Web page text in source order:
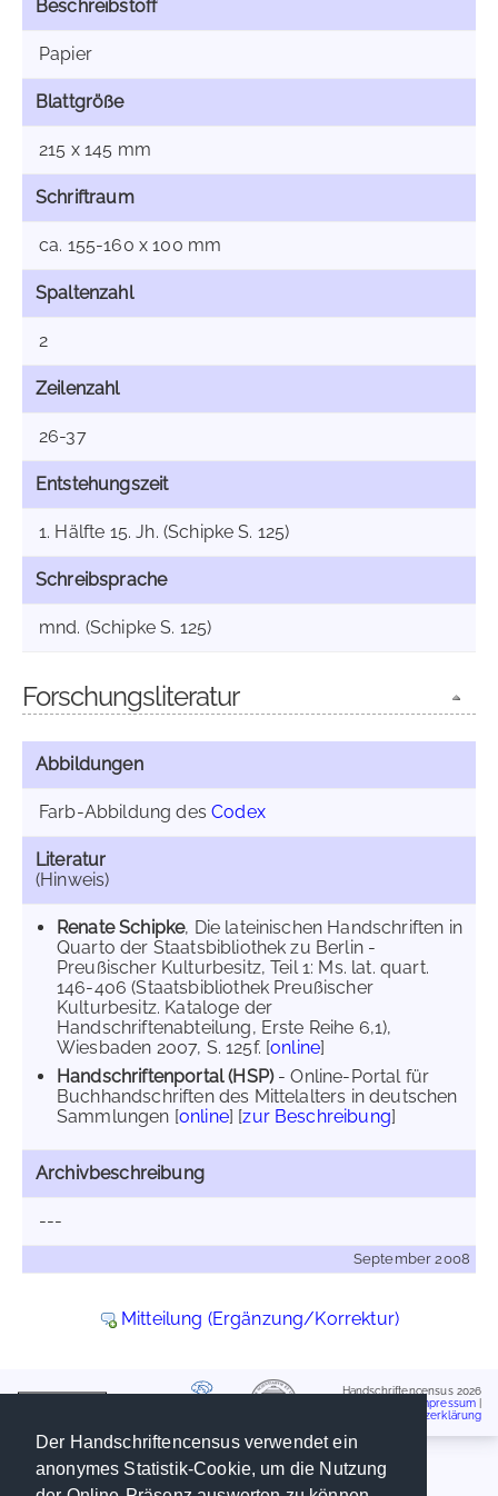
Der Handschriftencensus verwendet ein
anonymes Statistik-Cookie, um die Nutzung
Beschreibstoff
Papier
Blattgröße
215 x 145 mm
Schriftraum
ca. 155-160 x 100 mm
Spaltenzahl
2
Zeilenzahl
26-37
Entstehungszeit
1. Hälfte 15. Jh. (Schipke S. 125)
Schreibsprache
mnd. (Schipke S. 125)
Forschungsliteratur
Abbildungen
Farb-Abbildung desCodex
Literatur
(Hinweis)
Renate Schipke, Die lateinischen Handschriften in
Quarto der Staatsbibliothek zu Berlin -
Preußischer Kulturbesitz, Teil 1: Ms. lat. quart.
146-406 (Staatsbibliothek Preußischer
Kulturbesitz. Kataloge der
Handschriftenabteilung, Erste Reihe 6,1),
Wiesbaden 2007, S. 125f. [online]
Handschriftenportal (HSP)- Online-Portal für
Buchhandschriften des Mittelalters in deutschen
Sammlungen [online] [zur Beschreibung]
Archivbeschreibung
---
September 2008
Mitteilung (Ergänzung/Korrektur)
Handschriftencensus 2026
Impressum
Datenschutzerklärung